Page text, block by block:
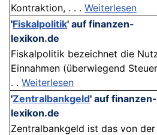
Kontraktion, . . . Weiterlesen
'Fiskalpolitik' auf finanzen-
lexikon.de
Fiskalpolitik bezeichnet die
Einnahmen (überwiegend
. . Weiterlesen
'Zentralbankgeld' auf finanzen-
lexikon.de
Zentralbankgeld ist das von